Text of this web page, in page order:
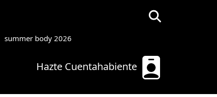
Hazte Cuentahabiente
summer body 2026